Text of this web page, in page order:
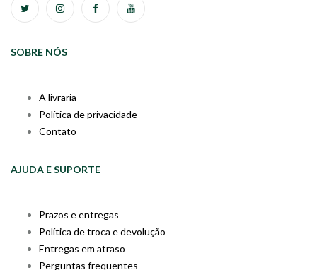
SOBRE NÓS
A livraria
Política de privacidade
Contato
AJUDA E SUPORTE
Prazos e entregas
Política de troca e devolução
Entregas em atraso
Perguntas frequentes